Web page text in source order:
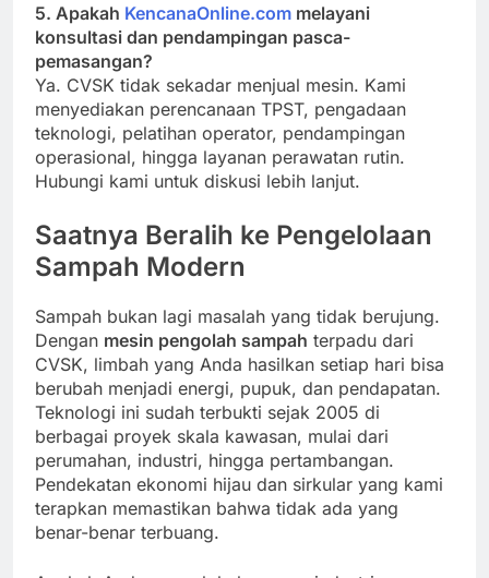
5. Apakah KencanaOnline.com melayani
konsultasi dan pendampingan pasca-
pemasangan?
Ya. CVSK tidak sekadar menjual mesin. Kami
menyediakan perencanaan TPST, pengadaan
teknologi, pelatihan operator, pendampingan
operasional, hingga layanan perawatan rutin.
Hubungi kami untuk diskusi lebih lanjut.
Saatnya Beralih ke Pengelolaan
Sampah Modern
Sampah bukan lagi masalah yang tidak berujung.
Dengan mesin pengolah sampah terpadu dari
CVSK, limbah yang Anda hasilkan setiap hari bisa
berubah menjadi energi, pupuk, dan pendapatan.
Teknologi ini sudah terbukti sejak 2005 di
berbagai proyek skala kawasan, mulai dari
perumahan, industri, hingga pertambangan.
Pendekatan ekonomi hijau dan sirkular yang kami
terapkan memastikan bahwa tidak ada yang
benar-benar terbuang.